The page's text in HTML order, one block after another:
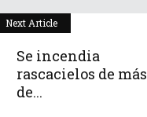
Next Article
Se incendia
rascacielos de más
de...